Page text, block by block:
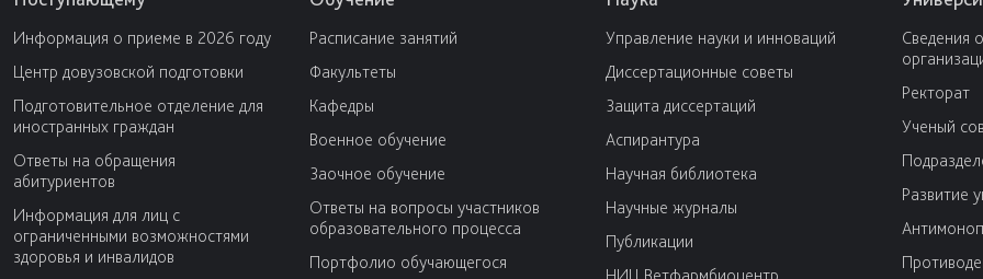
Информация о приеме в 2026 году
Центр довузовской подготовки
Подготовительное отделение для
иностранных граждан
Ответы на обращения
абитуриентов
Информация для лиц с
ограниченными возможностями
здоровья и инвалидов
Расписание занятий
Факультеты
Кафедры
Военное обучение
Заочное обучение
Ответы на вопросы участников
образовательного процесса
Портфолио обучающегося
Управление науки и инноваций
Диссертационные советы
Защита диссертаций
Аспирантура
Научная библиотека
Научные журналы
Публикации
Сведения
Ректорат
Ученый
Развитие